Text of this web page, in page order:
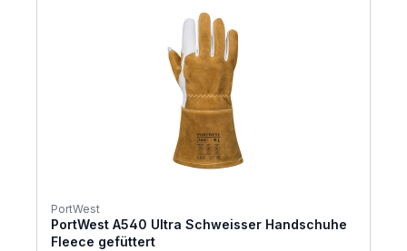
PortWest
PortWest A540 Ultra Schweisser Handschuhe
Fleece gefüttert